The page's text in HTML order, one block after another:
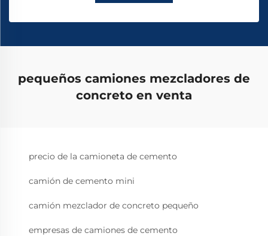
pequeños camiones mezcladores de
concreto en venta
precio de la camioneta de cemento
camión de cemento mini
camión mezclador de concreto pequeño
empresas de camiones de cemento